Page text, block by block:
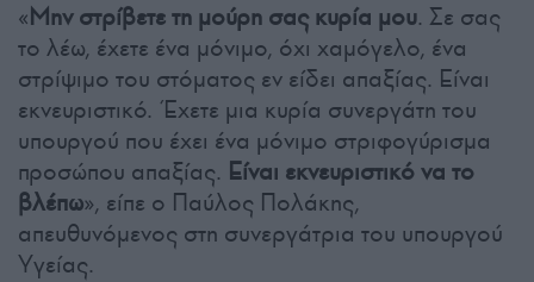
«Μην στρίβετε τη μούρη σας κυρία μου. Σε σας
το λέω, έχετε ένα μόνιμο, όχι χαμόγελο, ένα
στρίψιμο του στόματος εν είδει απαξίας. Είναι
εκνευριστικό. Έχετε μια κυρία συνεργάτη του
υπουργού που έχει ένα μόνιμο στριφογύρισμα
προσώπου απαξίας. Είναι εκνευριστικό να το
βλέπω», είπε ο Παύλος Πολάκης,
απευθυνόμενος στη συνεργάτρια του υπουργού
Υγείας.